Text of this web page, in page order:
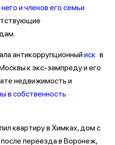
него и членов его семьи
антикоррупционныйиск в
к экс-зампреду и его
недвижимость и
в собственность
квартиру в Химках, дом с
переезда в Воронеж,